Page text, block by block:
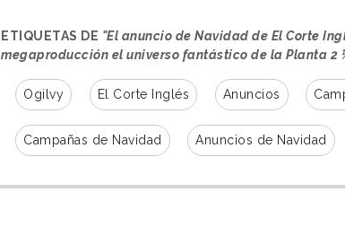
ETIQUETAS DE "El anuncio de Navidad de El Corte
megaproducción el universo fantástico de la Planta 2
Ogilvy El Corte Inglés Anuncios
Campañas de Navidad Anuncios de Navidad